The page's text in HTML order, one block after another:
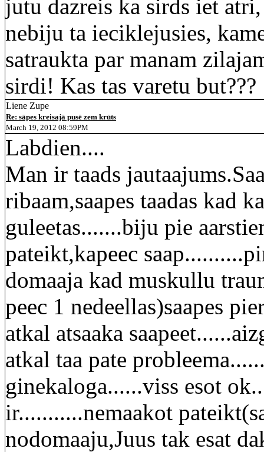
jutu dazreis ka sirds iet
nebiju ta ieciklejusies,
satraukta par manam
sirdi! Kas tas varetu but???
Liene Zupe
Re: sāpes kreisajā pusē zem krūts
March 19, 2012 08:59PM
Labdien....
Man ir taads
ribaam,saapes taadas kad
guleetas.......biju pie
pateikt,kapeec
domaaja kad muskullu
peec 1 nedeellas)saapes
atkal atsaaka
atkal taa pate
ginekaloga......viss esot
ir...........nemaakot
nodomaaju,Juus tak esat